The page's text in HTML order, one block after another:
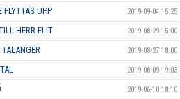
FLYTTAS UPP 2019-09-04 15:25
HERR ELIT 2019-08-29 15:00
2019-08-27 18:00
2019-08-09 19:03
2019-06-10 18:10